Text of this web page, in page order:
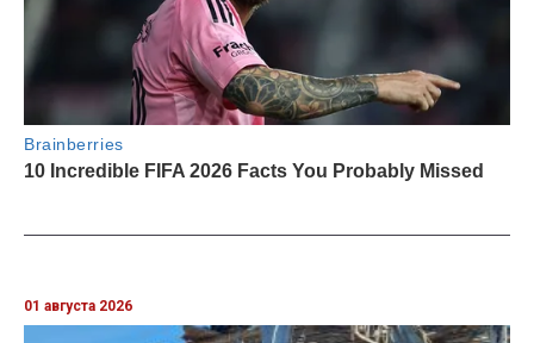
01 августа 2026